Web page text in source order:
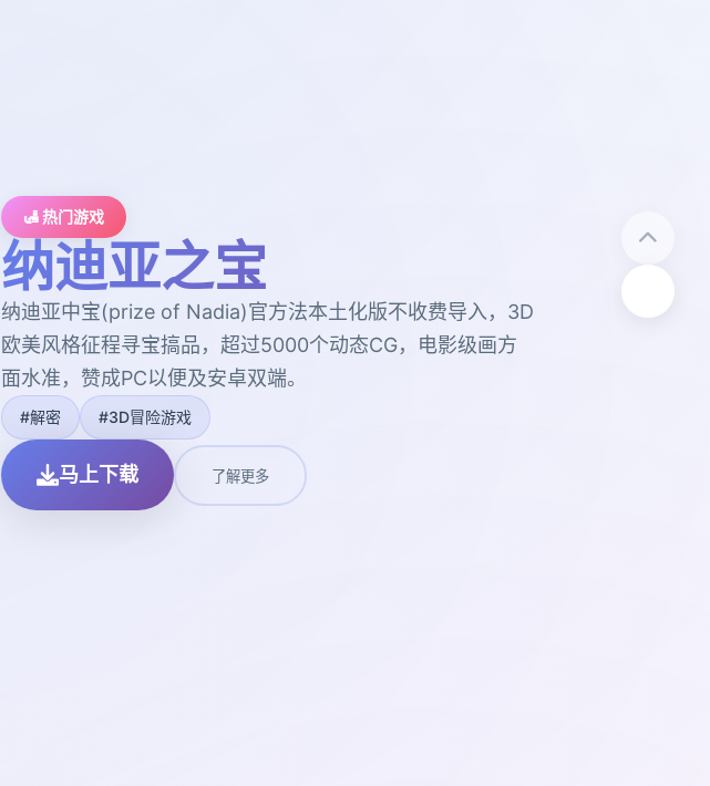
🛃 热门游戏
纳迪亚之宝
纳迪亚中宝(prize of Nadia)官方法本土化版不收费导入，3D
欧美风格征程寻宝搞品，超过5000个动态CG，电影级画方
面水准，赞成PC以便及安卓双端。
#解密 #3D冒险游戏
马上下载 了解更多